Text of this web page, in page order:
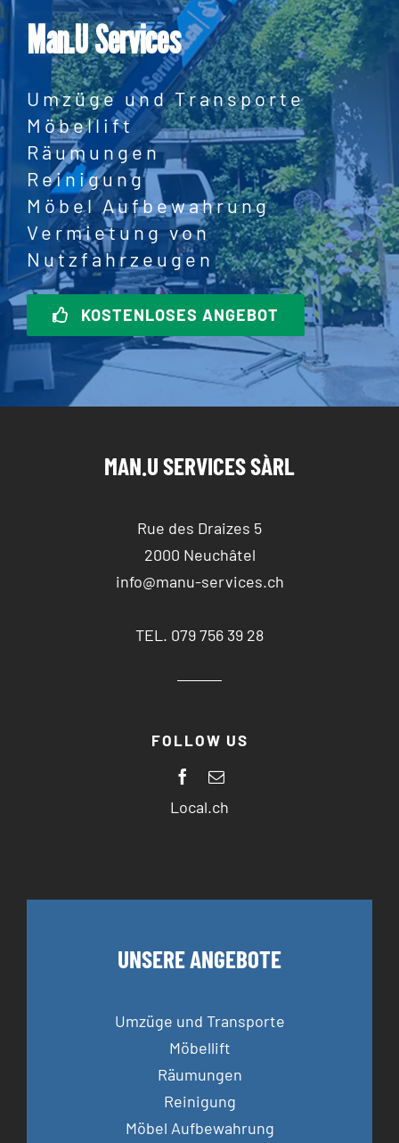
Man.U Services
Umzüge und Transporte
Möbellift
Räumungen
Reinigung
Möbel Aufbewahrung
Vermietung von
Nutzfahrzeugen
KOSTENLOSES ANGEBOT
MAN.U SERVICES SÀRL
Rue des Draizes 5
2000 Neuchâtel
info@manu-services.ch
TEL. 079 756 39 28
FOLLOW US
Local.ch
UNSERE ANGEBOTE
Umzüge und Transporte
Möbellift
Räumungen
Reinigung
Möbel Aufbewahrung